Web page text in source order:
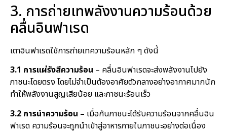
3. การถ่ายเทพลังงานความร้อนด้วย
คลื่นอินฟาเรด
เตาอินฟาเรดใช้การถ่ายเทความร้อนหลัก ๆ ดังนี้
3.1 การแผ่รังสีความร้อน – คลื่นอินฟาเรดจะส่งพลังงานไปยัง
ภาชนะโดยตรง โดยไม่จำเป็นต้องอาศัยตัวกลางอย่างอากาศมากนัก
ทำให้พลังงานสูญเสียน้อย และภาชนะร้อนเร็ว
3.2 การนำความร้อน – เมื่อก้นภาชนะได้รับความร้อนจากคลื่นอิน
ฟาเรด ความร้อนจะถูกนำเข้าสู่อาหารภายในภาชนะอย่างต่อเนื่อง